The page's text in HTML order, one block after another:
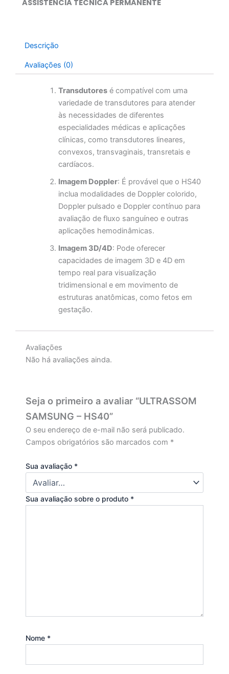
ASSISTÊNCIA TÉCNICA PERMANENTE
Descrição
Avaliações (0)
Transdutoresé compatível com uma
variedade de transdutores para atender
às necessidades de diferentes
especialidades médicas e aplicações
clínicas, como transdutores lineares,
convexos, transvaginais, transretais e
cardíacos.
Imagem Doppler: É provável que o HS40
inclua modalidades de Doppler colorido,
Doppler pulsado e Doppler contínuo para
avaliação de fluxo sanguíneo e outras
aplicações hemodinâmicas.
Imagem 3D/4D: Pode oferecer
capacidades de imagem 3D e 4D em
tempo real para visualização
tridimensional e em movimento de
estruturas anatômicas, como fetos em
gestação.
Avaliações
Não há avaliações ainda.
Seja o primeiro a avaliar “ULTRASSOM
SAMSUNG – HS40”
O seu endereço de e-mail não será publicado.
Campos obrigatórios são marcados com *
Sua avaliação *
Sua avaliação sobre o produto *
Nome *